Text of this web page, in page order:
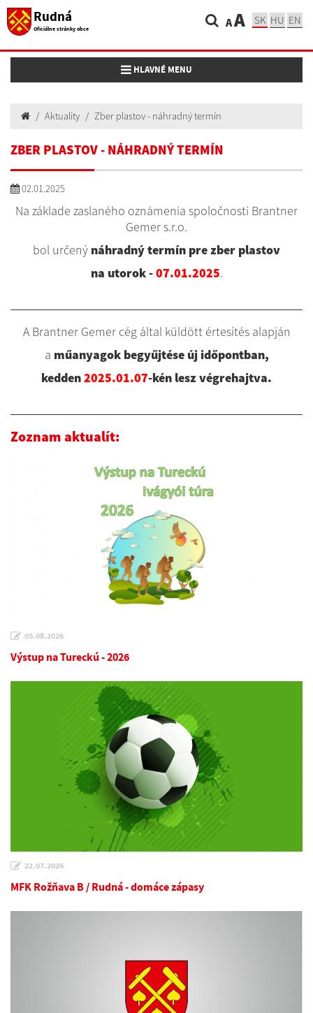
Rudná
Oficiálne stránky obce AA SK HU EN
Toggle navigation
HLAVNÉ MENU
Aktuality Zber plastov - náhradný termín
ZBER PLASTOV - NÁHRADNÝ TERMÍN
02.01.2025
Na základe zaslaného oznámenia spoločnosti Brantner
Gemer s.r.o.
bol určený náhradný termín pre zber plastov
na utorok -07.01.2025.
A Brantner Gemer cég által küldött értesítés alapján
a műanyagok begyűjtése új időpontban,
kedden2025.01.07-kén lesz végrehajtva.
Zoznam aktualít:
05.08.2026
Výstup na Tureckú - 2026
22.07.2026
MFK Rožňava B / Rudná - domáce zápasy